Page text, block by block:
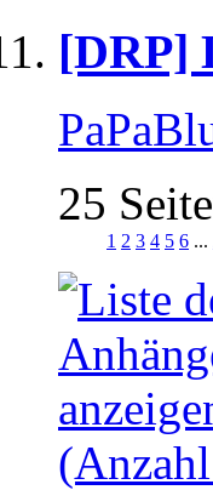
[DRP]
25
1 2 3 4 5 6 ...